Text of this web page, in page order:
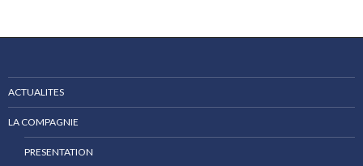
ACTUALITES
LA COMPAGNIE
PRESENTATION